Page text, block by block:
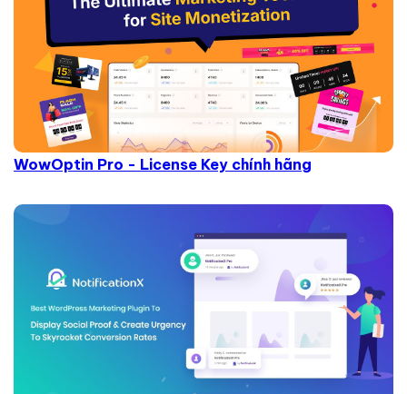
WowOptin Pro - License Key chính hãng